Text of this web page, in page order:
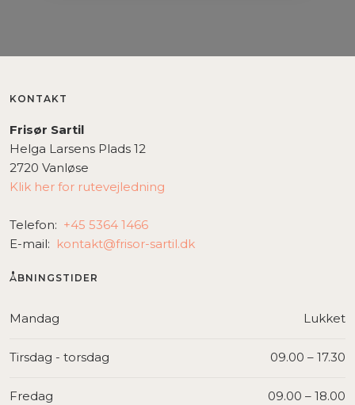
KONTAKT
Frisør Sartil
Helga Larsens Plads 12
2720 Vanløse
Klik her for rutevejledning
Telefon: ​ +45 5364 1466
E-mail: kontakt@frisor-sartil.dk
ÅBNINGSTIDER​
Mandag Lukket
Tirsdag - torsdag 09.00 – 17.30​
Fredag 09.00 – 18.00​